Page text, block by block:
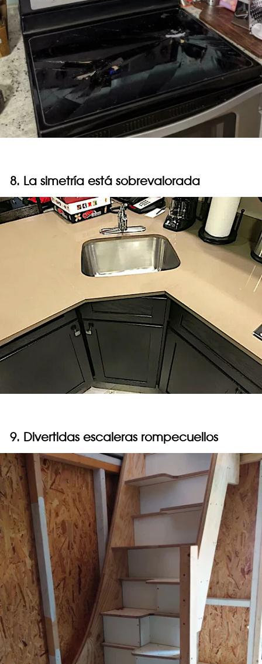
8. La simetría está sobrevalorada
9. Divertidas escaleras rompecuellos